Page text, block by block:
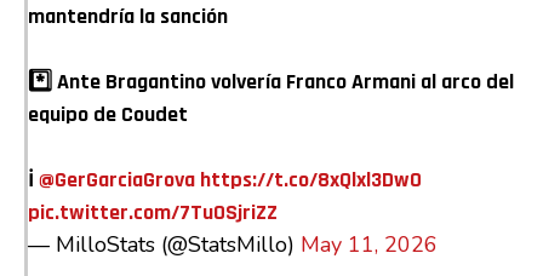
mantendría la sanción
*️⃣ Ante Bragantino volvería Franco Armani al arco del
equipo de Coudet
ℹ️ @GerGarciaGrova https://t.co/8xQlxl3DwO
pic.twitter.com/7TuOSjriZZ
— MilloStats (@StatsMillo) May 11, 2026